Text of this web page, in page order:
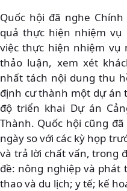
Quốc hội đã nghe
quả thực hiện nhiệm vụ
việc thực hiện nhiệm vụ
thảo luận, xem xét
nhất tách nội dung thu
định cư thành một dự án
độ triển khai Dự án
Thành. Quốc hội cũng
ngày so với các kỳ họp
và trả lời chất vấn, trong
đề: nông nghiệp và
thao và du lịch; y tế; kế